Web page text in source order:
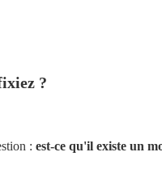
?
: est-ce qu'il existe un